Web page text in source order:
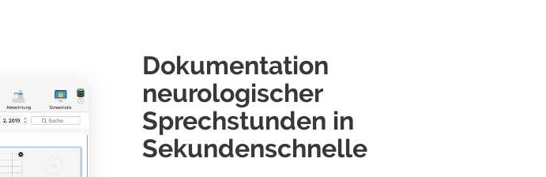
Dokumentation
neurologischer
Sprechstunden in
Sekundenschnelle